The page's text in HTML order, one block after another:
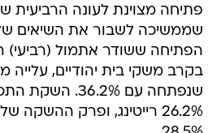
פתיחה מצוינת לעונה
שממשיכה לשבור את השיאים
בקרב משקי בית יהודיים, עלייה
שנפתחה עם
26.2% רייטינג, ופרק